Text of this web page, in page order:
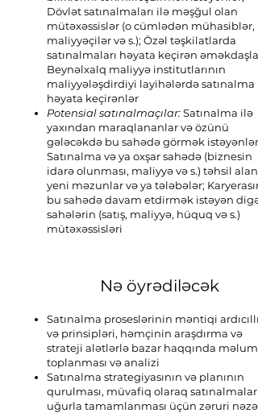
Dövlət satınalmaları ilə məşğul olan
mütəxəssislər (o cümlədən mühasiblər,
maliyyəçilər və s.); Özəl təşkilatlarda
satınalmaları həyata keçirən əməkdaşlar;
Beynəlxalq maliyyə institutlarının
maliyyələşdirdiyi layihələrdə satınalma
həyata keçirənlər
Potensial satınalmaçılar:Satınalma ilə
yaxından maraqlananlar və özünü
gələcəkdə bu sahədə görmək istəyənlər;
Satınalma və ya oxşar sahədə (biznesin
idarə olunması, maliyyə və s.) təhsil alan
yeni məzunlar və ya tələbələr;
bu sahədə davam etdirmək istəyən digər
sahələrin (satış, maliyyə, hüquq və s.)
mütəxəssisləri
Nə öyrədiləcək
Satınalma proseslərinin məntiqi
və prinsipləri, həmçinin araşdırma və
strateji alətlərlə bazar haqqında
toplanması və analizi
Satınalma strategiyasının və planının
qurulması, müvafiq olaraq
uğurla tamamlanması üçün zəruri nəzəri